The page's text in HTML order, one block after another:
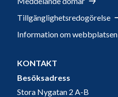
Tillgänglighetsredogörelse
Information om webbplatsen
KONTAKT
Besöksadress
Stora Nygatan 2 A-B